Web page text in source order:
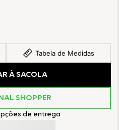
Tabela de Medidas
À SACOLA
SHOPPER
de entrega